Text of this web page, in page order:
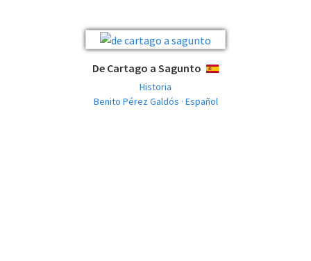
De Cartago a Sagunto ESPAÑOL
Historia
Benito Pérez Galdós · Español